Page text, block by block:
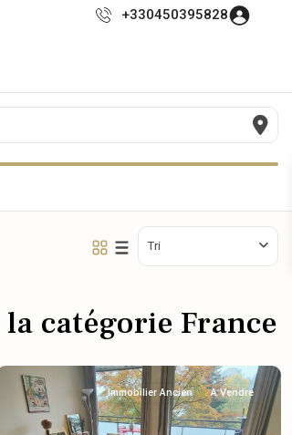
+330450395828
Tri
catégorie France
Immobilier Ancien A Vendre